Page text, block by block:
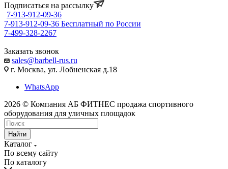
Подписаться на рассылку
7-913-912-09-36
7-913-912-09-36 Бесплатный по России
7-499-328-2267
Заказать звонок
sales@barbell-rus.ru
г. Москва, ул. Лобненская д.18
WhatsApp
2026 © Компания АБ ФИТНЕС продажа спортивного
оборудования для уличных площадок
Найти
Каталог
По всему сайту
По каталогу